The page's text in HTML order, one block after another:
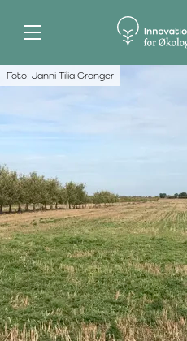
Foto: Janni Tilia Granger